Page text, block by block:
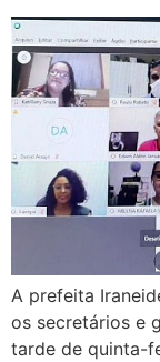
A prefeita
os secretários e
tarde de quinta-